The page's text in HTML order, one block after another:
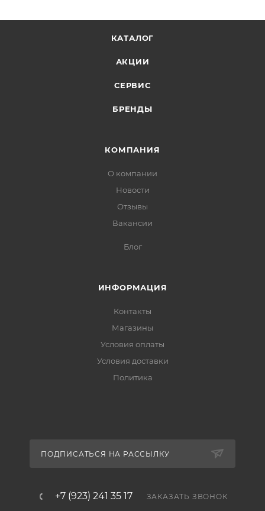
КАТАЛОГ
АКЦИИ
СЕРВИС
БРЕНДЫ
КОМПАНИЯ
О компании
Новости
Отзывы
Вакансии
Блог
ИНФОРМАЦИЯ
Контакты
Магазины
Условия оплаты
Условия доставки
Политика
ПОДПИСАТЬСЯ НА РАССЫЛКУ
+7 (923) 241 35 17 ЗАКАЗАТЬ ЗВОНОК